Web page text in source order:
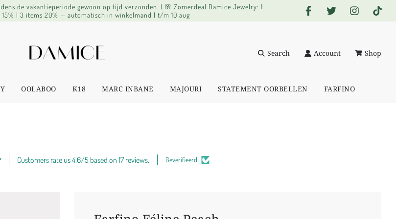
de vakantieperiode gewoon op tijd verzonden. | 🌸 Zomerdeal Damice Jewelry: 1
15% | 3 items 20% — automatisch in winkelmand | t/m 10 aug
Search Account Shop
OOLABOO K18 MARC INBANE MAJOURI STATEMENT OORBELLEN FARFINO
Customers rate us 4.6/5 based on 17 reviews. Geverifieerd